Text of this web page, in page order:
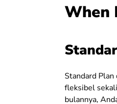
When
Standard
fleksibel
bulannya,